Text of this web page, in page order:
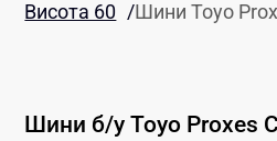
Висота 60 /Шини Toyo
Шини б/уToyo Proxes